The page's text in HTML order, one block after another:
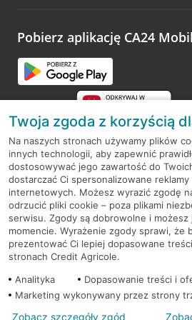
opinie.
Pobierz aplikację CA24
RODO
Regulamin serwisu
Mapa serwisu
PolitykaCookies
Twoja zgoda z korzyścią
Na naszych stronach używamy plików
innych technologii, aby zapewnić
dostosowywać jego zawartość do
dostarczać Ci spersonalizowane
internetowych. Możesz wyrazić zgodę
odrzucić pliki cookie – poza plikami
serwisu. Zgody są dobrowolne i
momencie. Wyrażenie zgody sprawi, że
prezentować Ci lepiej dopasowane
stronach Credit Agricole.
Analityka
Dopasowanie treści i
Marketing wykonywany przez strony
Zobacz szczegóły zgód